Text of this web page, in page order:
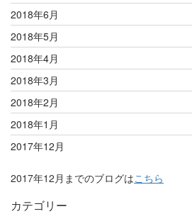
2018年6月
2018年5月
2018年4月
2018年3月
2018年2月
2018年1月
2017年12月
2017年12月までのブログはこちら
カテゴリー